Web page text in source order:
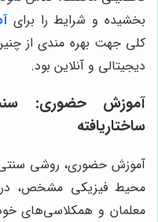
بخشیده و شرایط را برای
کلی جهت بهره مندی از
دیجیتالی و آنلاین بود.
آموزش حضوری:
ساختاریافته
آموزش حضوری، روشی
محیط فیزیکی مشخص،
معلمان و همکلاسی‌های